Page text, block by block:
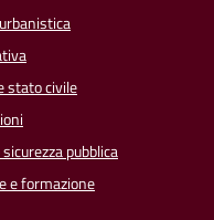
stato civile
pubblica
e formazione